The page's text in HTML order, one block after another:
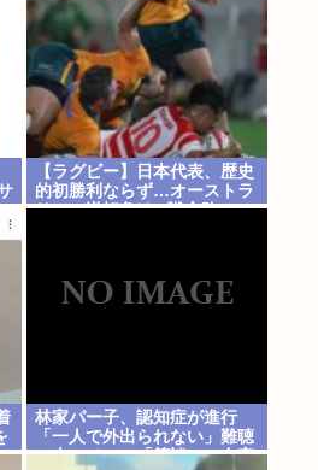
【ラグビー】日本代表、歴史
的初勝利ならず…オーストラ
リアに逆転負け 8戦全敗
林家パー子、認知症が進行
「一人で外出られない」難聴
で夫・ペーと「筆談」…自宅